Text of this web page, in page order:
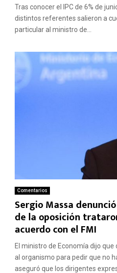
Tras conocer el IPC de 6% de
distintos referentes salieron a
particular al ministro de...
Comentarios
Sergio Massa
de la oposición
acuerdo con el FMI
El ministro de Economía dijo
al organismo para pedir que no
aseguró que los dirigentes